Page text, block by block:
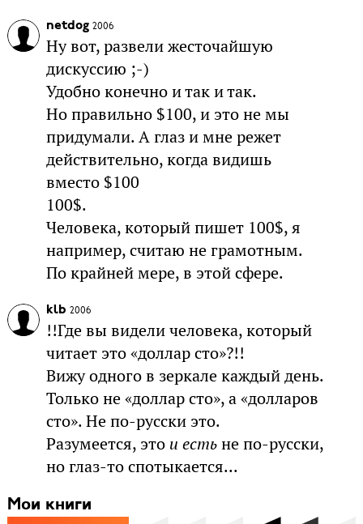
netdog 2006
Ну вот, развели жесточайшую
дискуссию ;-)
Удобно конечно и так и так.
Но правильно $100, и это не мы
придумали. А глаз и мне режет
действительно, когда видишь
вместо $100
100$.
Человека, который пишет 100$, я
например, считаю не грамотным.
По крайней мере, в этой сфере.
klb 2006
!!Где вы видели человека, который
читает это «доллар сто»?!!
Вижу одного в зеркале каждый день.
Только не «доллар сто», а «долларов
сто». Не по-русски это.
Разумеется, это и естьне по-русски,
но глаз-то спотыкается...
Мои книги